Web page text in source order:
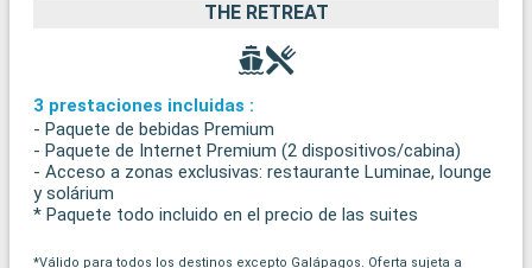
THE RETREAT
3 prestaciones incluidas :
- Paquete de bebidas Premium
- Paquete de Internet Premium (2 dispositivos/cabina)
- Acceso a zonas exclusivas: restaurante Luminae, lounge
y solárium
* Paquete todo incluido en el precio de las suites
*Válido para todos los destinos excepto Galápagos. Oferta sujeta a